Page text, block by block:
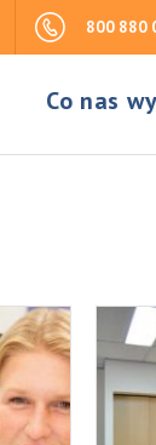
800 880
Co nas